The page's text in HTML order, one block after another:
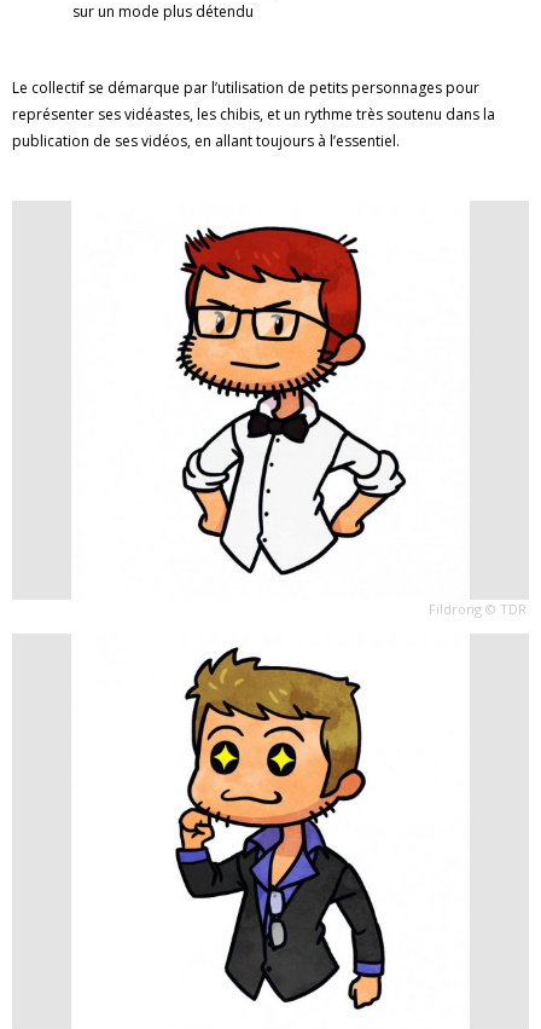
sur un mode plus détendu
Le collectif se démarque par l’utilisation de petits personnages pour
représenter ses vidéastes, les chibis, et un rythme très soutenu dans la
publication de ses vidéos, en allant toujours à l’essentiel.
Fildrong © TDR